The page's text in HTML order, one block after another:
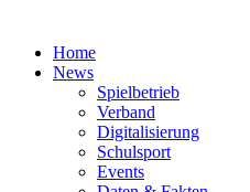
Home
News
Spielbetrieb
Verband
Digitalisierung
Schulsport
Events